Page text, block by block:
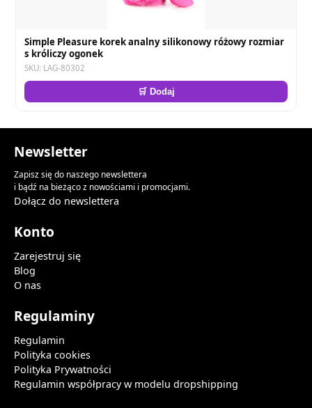
Simple Pleasure korek analny silikonowy różowy rozmiar
s króliczy ogonek
SKU: LAG-80302
🛒 Dodaj
Newsletter
Zapisz się do naszego newslettera
i bądź na bieżąco z nowościami i promocjami.
Dołącz do newslettera
Konto
Zarejestruj się
Blog
O nas
Regulaminy
Regulamin
Polityka cookies
Polityka Prywatności
Regulamin współpracy w modelu dropshipping